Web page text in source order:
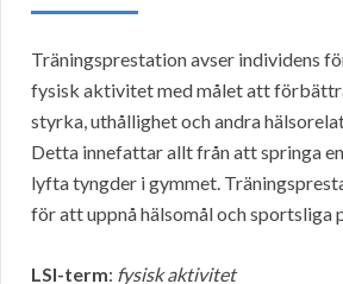
Träningsprestation avser individens
fysisk aktivitet med målet att
styrka, uthållighet och andra
Detta innefattar allt från att springa
lyfta tyngder i gymmet.
för att uppnå hälsomål och sportsliga
LSI-term: fysisk aktivitet